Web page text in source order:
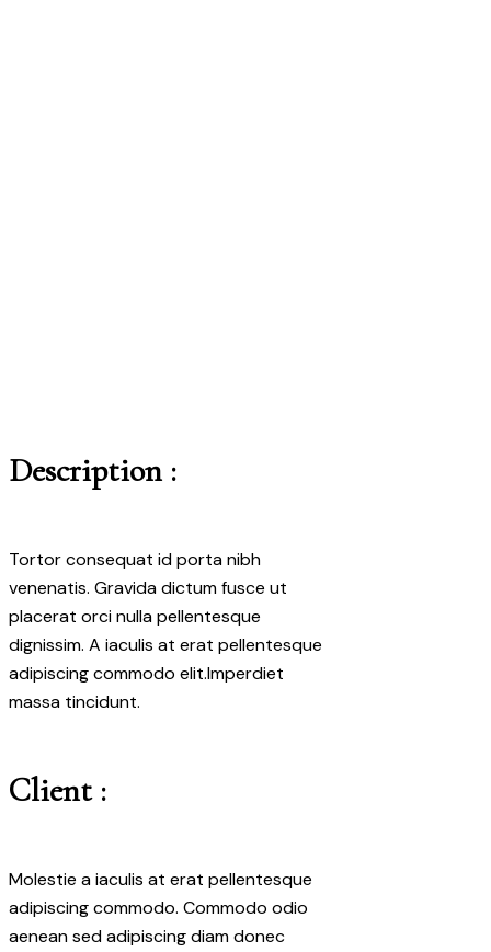
Description :
Tortor consequat id porta nibh
venenatis. Gravida dictum fusce ut
placerat orci nulla pellentesque
dignissim. A iaculis at erat pellentesque
adipiscing commodo elit.Imperdiet
massa tincidunt.
Client :
Molestie a iaculis at erat pellentesque
adipiscing commodo. Commodo odio
aenean sed adipiscing diam donec